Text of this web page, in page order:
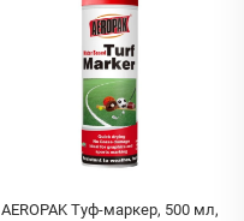
AEROPAK Туф-маркер, 500 мл,